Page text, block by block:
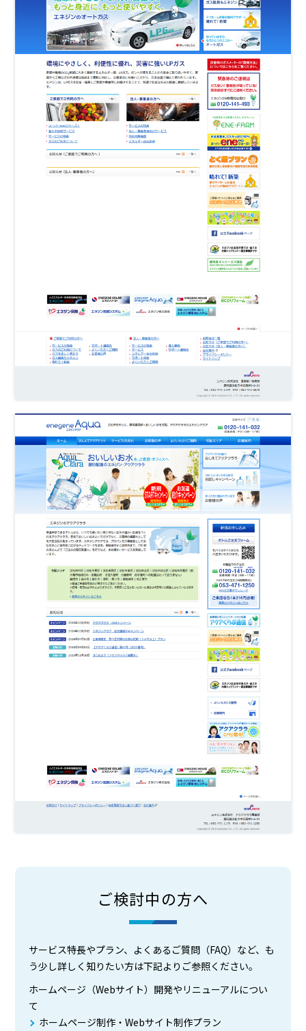
ご検討中の方へ
サービス特長やプラン、よくあるご質問（FAQ）など、も
う少し詳しく知りたい方は下記よりご参照ください。
ホームページ（Webサイト）開発やリニューアルについ
て
ホームページ制作・Webサイト制作プラン